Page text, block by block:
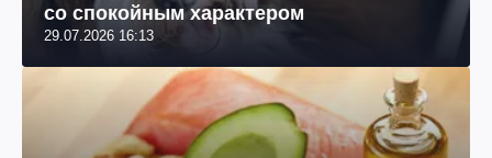
со спокойным характером
29.07.2026 16:13